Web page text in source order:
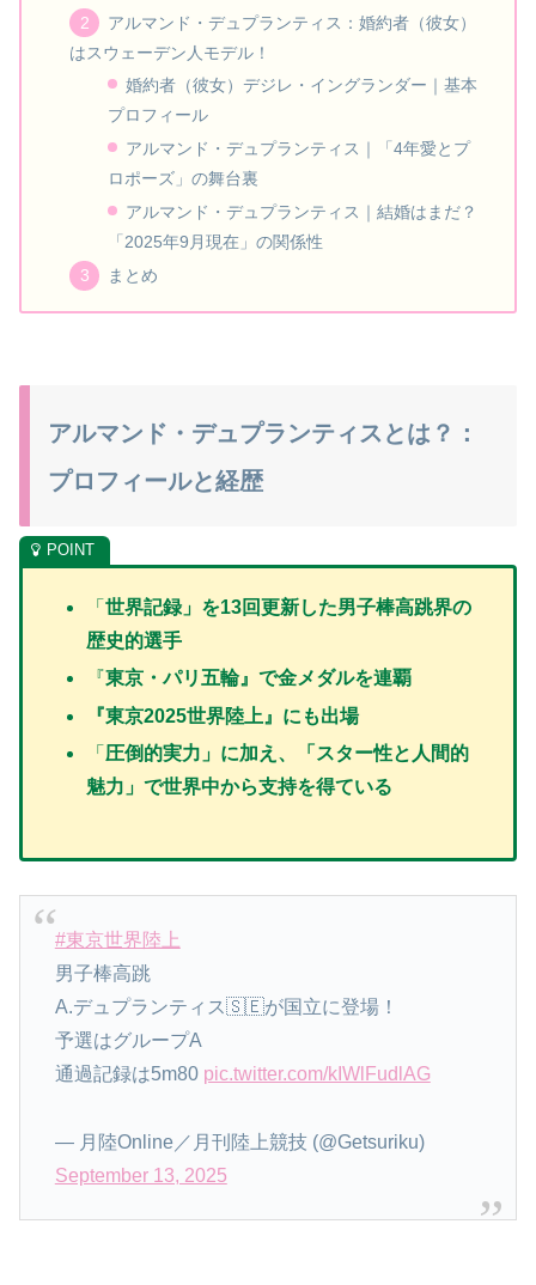
アルマンド・デュプランティス：婚約者（彼女）
はスウェーデン人モデル！
婚約者（彼女）デジレ・イングランダー｜基本
プロフィール
アルマンド・デュプランティス｜「4年愛とプ
ロポーズ」の舞台裏
アルマンド・デュプランティス｜結婚はまだ？
「2025年9月現在」の関係性
まとめ
アルマンド・デュプランティスとは？：
プロフィールと経歴
「世界記録」を13回更新した男子棒高跳界の
歴史的選手
『東京・パリ五輪』で金メダルを連覇
『東京2025世界陸上』にも出場
「 圧倒的実力」に加え、「スター性と人間的
魅力」で世界中から支持を得ている
#東京世界陸上
男子棒高跳
A.デュプランティス🇸🇪が国立に登場！
予選はグループA
通過記録は5m80 pic.twitter.com/kIWlFudlAG
— 月陸Online／月刊陸上競技 (@Getsuriku)
September 13, 2025